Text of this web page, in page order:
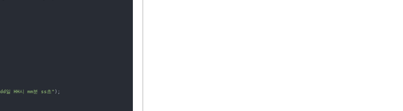
일 HH시 mm분 ss초" );